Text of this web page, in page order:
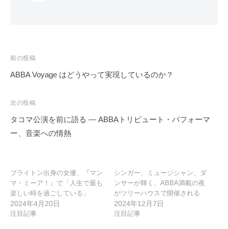
投
稿
ビ
ゲ
ー
ン
前の投稿
ABBA Voyage はどうやって実現しているのか？
次の投稿
タコマ公演を前に語る ― ABBAトリビュート・パフォーマ
ー、音楽への情熱
ブライトン出身の女優、『マン
マ・ミーア！』で「人生で最も
楽しい時を過ごしている」
2024年4月20日
注目記事
シンガー、ミュージシャン、ダ
ンサーが輝く、ABBA満載の夜
がツリーハウスで開催される
2024年12月7日
注目記事